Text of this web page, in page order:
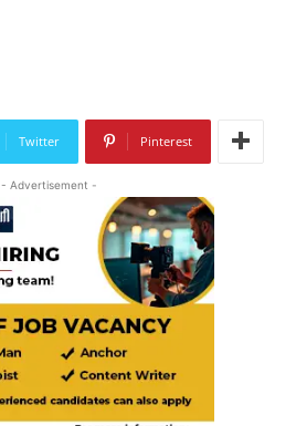
Twitter Pinterest
- Advertisement -